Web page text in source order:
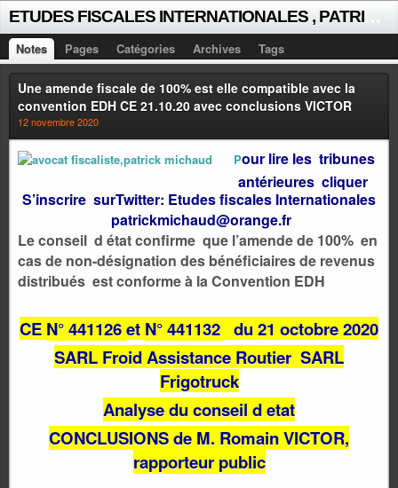
Notes Pages Catégories Archives Tags
Une amende fiscale de 100% est elle compatible avec la
convention EDH CE 21.10.20 avec conclusions VICTOR
12 novembre 2020
Pour lire les tribunes
antérieures cliquer
S’inscrire surTwitter: Etudes fiscales Internationales
patrickmichaud@orange.fr
Le conseil d état confirme que l’amende de 100% en
cas de non-désignation des bénéficiaires de revenus
distribués est conforme à la Convention EDH
CE N° 441126et N° 441132 du 21 octobre 2020
SARL Froid Assistance Routier SARL
Frigotruck
Analyse du conseil d etat
CONCLUSIONS de M. Romain VICTOR,
rapporteur public